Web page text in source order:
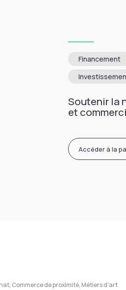
Financement
Soutenir la
et
Accéder à la
Commerce de proximité, Métiers d'art